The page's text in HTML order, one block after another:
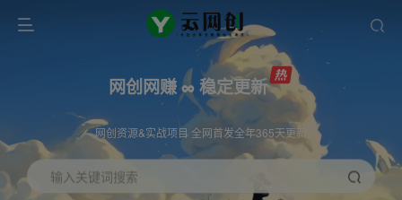
网创网赚 ∞ 稳定更新
网创资源&实战项目 全网首发全年365天更新
输入关键词搜索